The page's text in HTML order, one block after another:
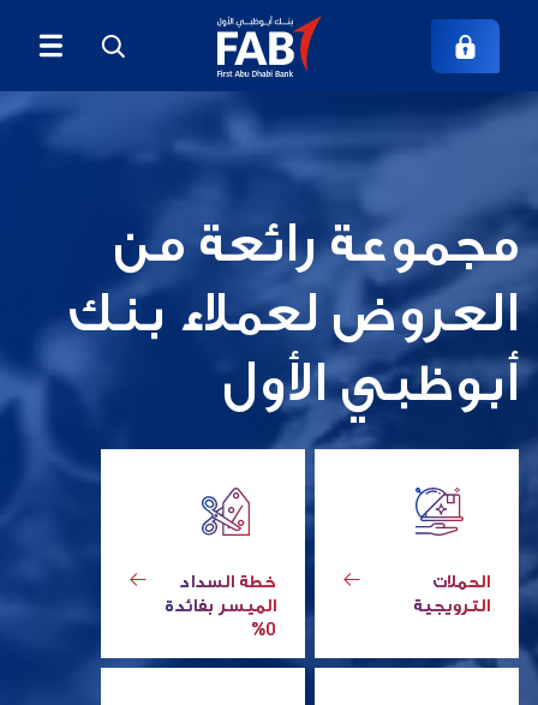
مجموعة رائعة من
العروض لعملاء بنك
أبوظبي الأول
الحملات
الترويجية
خطة السداد
الميسر بفائدة
0%